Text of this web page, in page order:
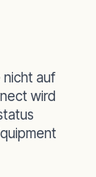
nicht auf
wird